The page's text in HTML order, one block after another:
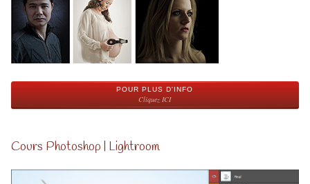
POUR PLUS D'INFO
Cliquez ICI
Cours Photoshop | Lightroom